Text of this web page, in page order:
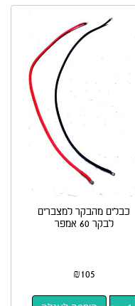
כבלים מהבקר למצברים
לבקר 60 אמפר
₪105